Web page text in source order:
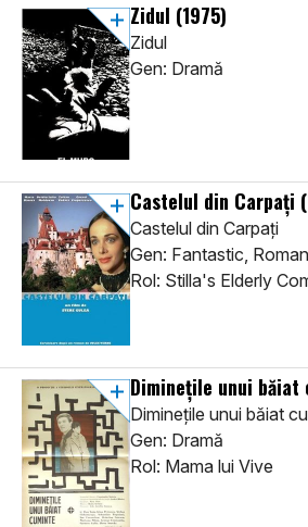
Zidul (1975)
Zidul
Gen: Dramă
Castelul din Carpați
Castelul din Carpați
Gen: Fantastic,
Rol: Stilla's Elderly
Diminețile unui băiat
Diminețile unui băiat
Gen: Dramă
Rol: Mama lui Vive